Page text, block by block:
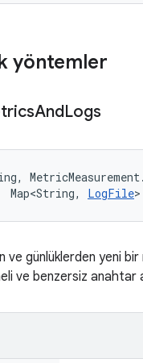
yöntemler
AndLogs
Map<String,
LogFile
günlüklerden yeni
ve benzersiz anahtar